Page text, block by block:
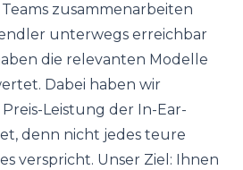
zusammenarbeiten
unterwegs erreichbar
die relevanten Modelle
Dabei haben wir
Leistung der In-Ear-
denn nicht jedes teure
verspricht. Unser Ziel: Ihnen